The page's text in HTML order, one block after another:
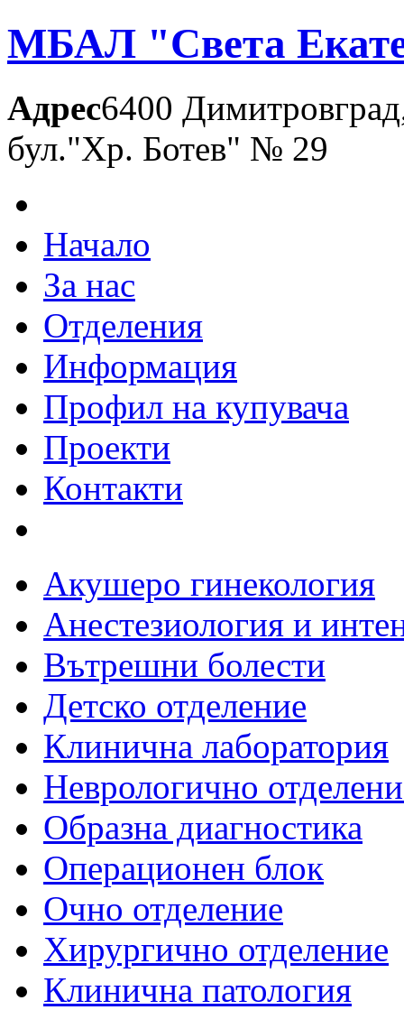
МБАЛ "Света
Адрес6400
бул."Хр. Ботев" № 29
Начало
За нас
Отделения
Информация
Профил на купувача
Проекти
Контакти
Акушеро гинекология
Анестезиология и
Вътрешни болести
Детско отделение
Клинична лаборатория
Неврологично
Образна диагностика
Операционен блок
Очно отделение
Хирургично отделение
Клинична патология